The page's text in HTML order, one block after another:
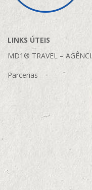
LINKS ÚTEIS
MD1® TRAVEL –
Parcerias